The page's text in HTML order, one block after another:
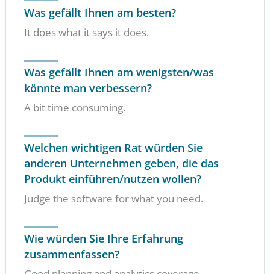
Was gefällt Ihnen am besten?
It does what it says it does.
Was gefällt Ihnen am wenigsten/was
könnte man verbessern?
A bit time consuming.
Welchen wichtigen Rat würden Sie
anderen Unternehmen geben, die das
Produkt einführen/nutzen wollen?
Judge the software for what you need.
Wie würden Sie Ihre Erfahrung
zusammenfassen?